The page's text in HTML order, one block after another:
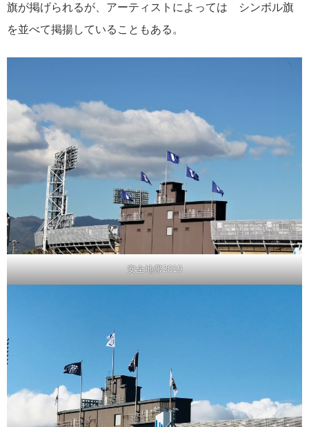
旗が掲げられるが、アーティストによっては シンボル旗
を並べて掲揚していることもある。
安全地帯2019